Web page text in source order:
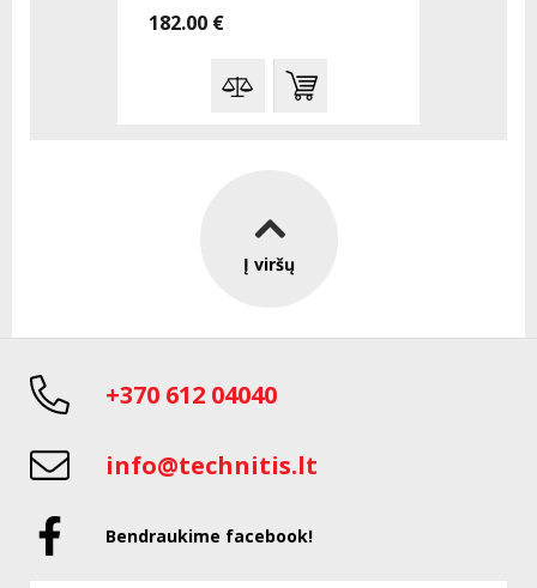
182.00 €
Į viršų
+370 612 04040
info@technitis.lt
Bendraukime facebook!